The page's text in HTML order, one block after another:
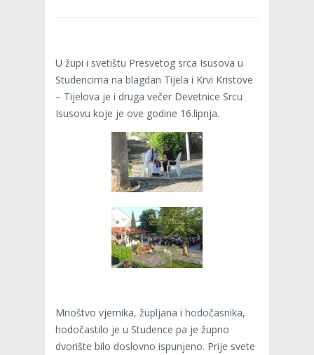
U župi i svetištu Presvetog srca Isusova u
Studencima na blagdan Tijela i Krvi Kristove
– Tijelova je i druga večer Devetnice Srcu
Isusovu koje je ove godine 16.lipnja.
Mnoštvo vjernika, župljana i hodočasnika,
hodočastilo je u Studence pa je župno
dvorište bilo doslovno ispunjeno. Prije svete